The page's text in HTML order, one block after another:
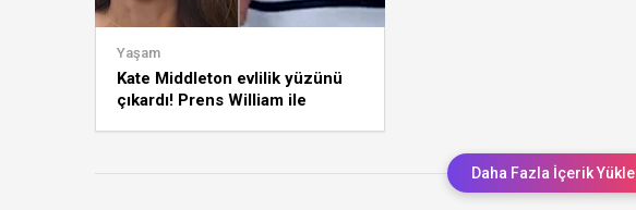
Yaşam
Kate Middleton evlilik yüzünü
çıkardı! Prens William ile
Daha Fazla İçerik Yükle